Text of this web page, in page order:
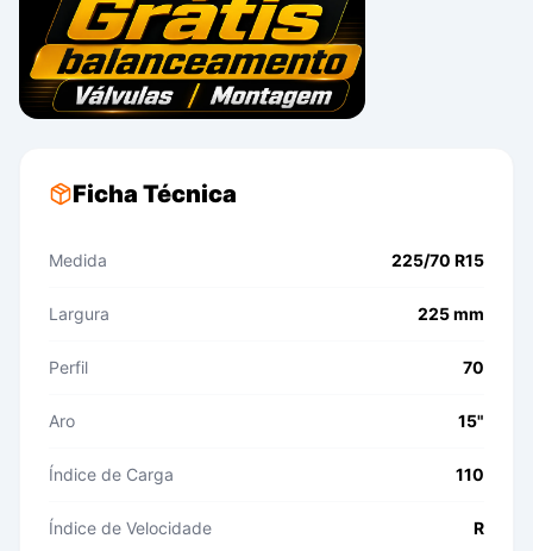
Ficha Técnica
Medida 225/70 R15
Largura 225 mm
Perfil 70
Aro 15"
Índice de Carga 110
Índice de Velocidade R